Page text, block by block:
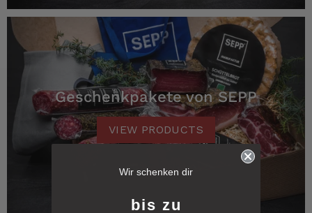
Geschenkpakete von SEPP
VIEW PRODUCTS
rating 6.229
Wir schenken dir
bis zu